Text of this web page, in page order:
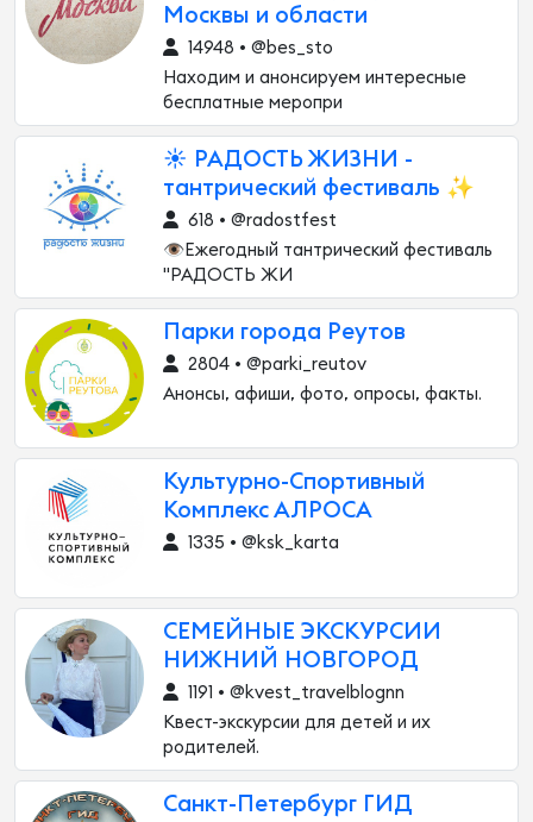
Москвы и области
14948 • @bes_sto
Находим и анонсируем интересные
бесплатные меропри
☀️ РАДОСТЬ ЖИЗНИ -
тантрический фестиваль ✨
618 • @radostfest
👁Ежегодный тантрический фестиваль
"РАДОСТЬ ЖИ
Парки города Реутов
2804 • @parki_reutov
Анонсы, афиши, фото, опросы, факты.
Культурно-Спортивный
Комплекс АЛРОСА
1335 • @ksk_karta
СЕМЕЙНЫЕ ЭКСКУРСИИ
НИЖНИЙ НОВГОРОД
1191 • @kvest_travelblognn
Квест-экскурсии для детей и их
родителей.
Санкт-Петербург ГИД